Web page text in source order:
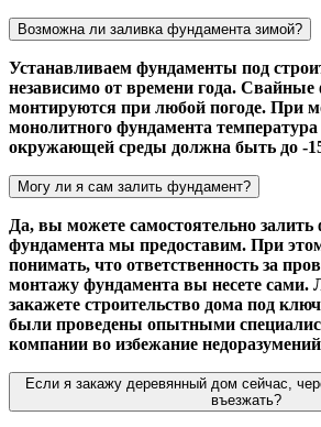
Возможна ли заливка фундамента зимой?
Устанавливаем фундаменты под
независимо от времени года.
монтируются при любой погоде. При
монолитного фундамента температура
окружающей среды должна быть до -
Могу ли я сам залить фундамент?
Да, вы можете самостоятельно
фундамента мы предоставим. При
понимать, что ответственность за
монтажу фундамента вы несете сами.
закажете строительство дома под
были проведены опытными
компании во избежание
Если я закажу деревянный дом сейчас,
въезжать?